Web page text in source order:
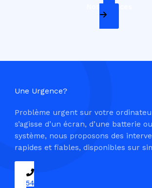
Nos Services
Une Urgence?
Problème urgent sur votre
s’agisse d’un écran, d’une batterie
système, nous proposons des
rapides et fiables, disponibles sur
09 54 37 04 03